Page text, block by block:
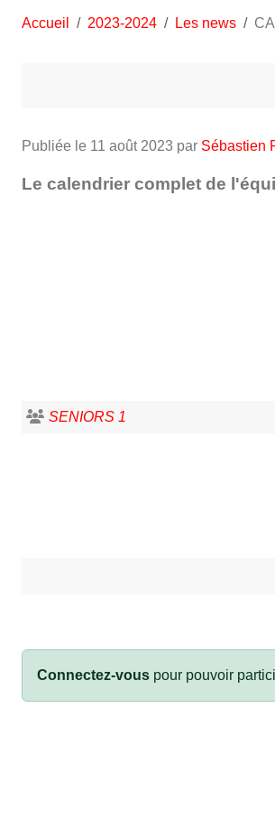
Accueil 2023-2024 Les news
Publiée le 11 août 2023 par Sébastien
Le calendrier complet de
SENIORS 1
Connectez-vous pour pouvoir